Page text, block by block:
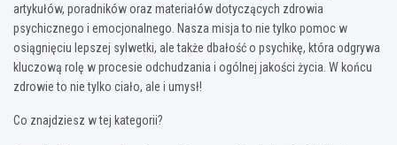
artykułów, poradników oraz materiałów dotyczących zdrowia
psychicznego i emocjonalnego. Nasza misja to nie tylko pomoc w
osiągnięciu lepszej sylwetki, ale także dbałość o psychikę, która odgrywa
kluczową rolę w procesie odchudzania i ogólnej jakości życia. W końcu
zdrowie to nie tylko ciało, ale i umysł!
Co znajdziesz w tej kategorii?